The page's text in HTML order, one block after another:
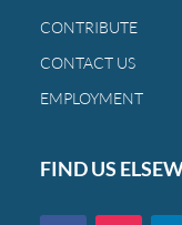
CONTRIBUTE
CONTACT US
EMPLOYMENT
FIND US